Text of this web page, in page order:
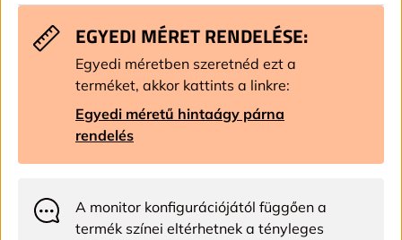
EGYEDI MÉRET RENDELÉSE:
Egyedi méretben szeretnéd ezt a
terméket, akkor kattints a linkre:
Egyedi méretű hintaágy párna
rendelés
A monitor konfigurációjától függően a
termék színei eltérhetnek a tényleges